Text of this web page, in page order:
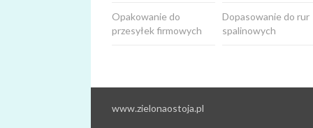
Dopasowanie do rur
spalinowych
Opakowanie do
przesyłek firmowych
www.zielonaostoja.pl